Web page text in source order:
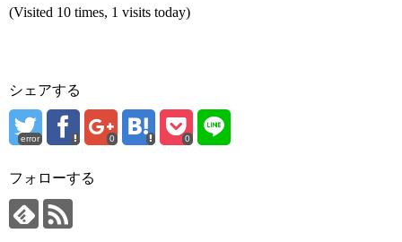
(Visited 10 times, 1 visits today)
シェアする
error 0 0
フォローする